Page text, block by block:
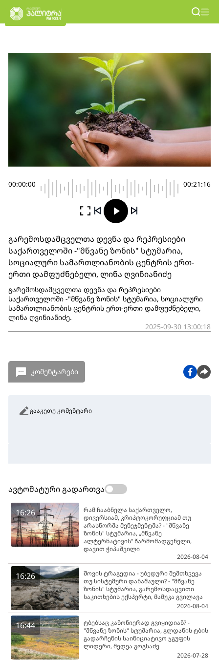
00:00:00 00:21:16
გარემოსდამცველთა დევნა და რეპრესიები
საქართველოში -"მწვანე ზონის" სტუმარია,
სოციალური სამართლიანობის ცენტრის ერთ-
ერთი დამფუძნებელი, ლინა ღვინიანიძე
გარემოსდამცველთა დევნა და რეპრესიები
საქართველოში -"მწვანე ზონის" სტუმარია, სოციალური
სამართლიანობის ცენტრის ერთ-ერთი დამფუძნებელი,
ლინა ღვინიანიძე.
2025-09-30 13:00:18
კომენტარები
გააკეთე კომენტარი
ავტომატური გადართვა
16:26
რამ ჩააბნელა საქართველო,
დივერსიამ, კრიპტოკორუფციამ თუ
არასწორმა მენეჯმენტმა? - "მწვანე
ზონის" სტუმარია, „მწვანე
ალტერნატივის“ წარმომადგენელი,
დავით ჭიპაშვილი
2026-08-04
16:26
შოვის ტრაგედია - უბედური შემთხვევა
თუ სისტემური დანაშაული? - "მწვანე
ზონის" სტუმარია, გარემოსდაცვითი
საკითხების ექსპერტი, მამუკა გვილავა
2026-08-04
16:44
ტბებსაც კანონიერად გვიყიდიან? -
"მწვანე ზონის" სტუმარია, გლდანის ტბის
გადარჩენის საინიციატივო ჯგუფის
ლიდერი, მედეა გოგსაძე
2026-07-28